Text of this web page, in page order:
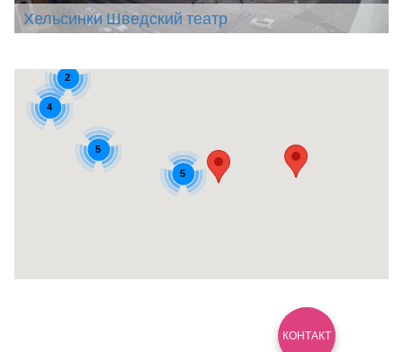
Хельсинки Шведский театр
4
2
5
5
КОНТАКТ